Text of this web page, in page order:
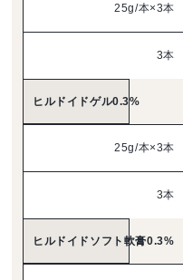
25g/本×3本
3本
ヒルドイドゲル0.3%
25g/本×3本
3本
ヒルドイドソフト軟膏0.3%